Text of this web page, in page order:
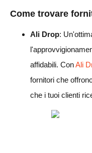
Come trovare
Ali Drop:
affidabili. ConAli
fornitori che
che i tuoi clienti